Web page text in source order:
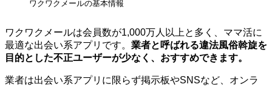
ワクワクメールの基本情報
ワクワクメールは会員数が1,000万人以上と多く、ママ活に
最適な出会い系アプリです。 業者と呼ばれる違法風俗斡旋を
目的とした不正ユーザーが少なく、おすすめできます。
業者は出会い系アプリに限らず掲示板やSNSなど、オンラ